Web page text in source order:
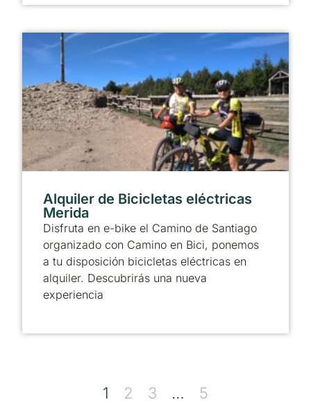
Alquiler de Bicicletas eléctricas
Merida
Disfruta en e-bike el Camino de Santiago
organizado con Camino en Bici, ponemos
a tu disposición bicicletas eléctricas en
alquiler. Descubrirás una nueva
experiencia
1 2 3 … 5